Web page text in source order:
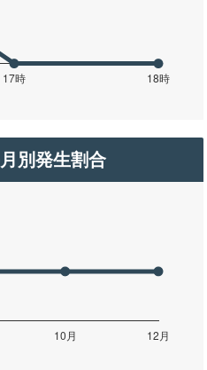
別発生割合